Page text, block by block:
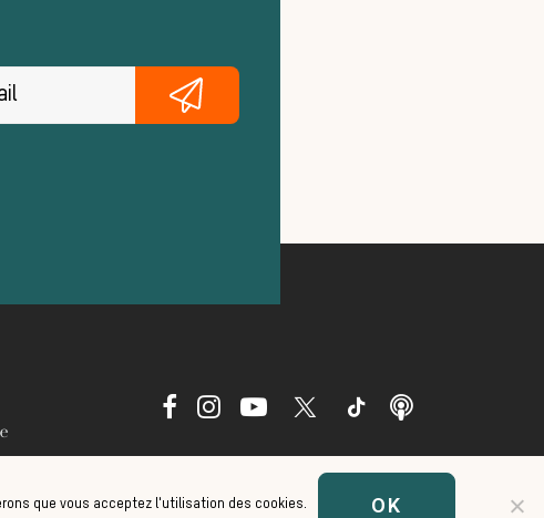
que vous acceptez l'utilisation des cookies. OK